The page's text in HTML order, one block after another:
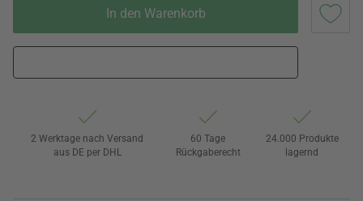
In den Warenkorb
2 Werktage nach Versand
aus DE per DHL
60 Tage
Rückgaberecht
24.000 Produkte
lagernd